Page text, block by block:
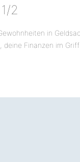
2
in
Finanzen im Griff